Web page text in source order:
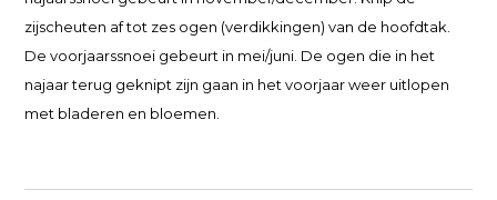
zijscheuten af tot zes ogen (verdikkingen) van de hoofdtak.
De voorjaarssnoei gebeurt in mei/juni. De ogen die in het
najaar terug geknipt zijn gaan in het voorjaar weer uitlopen
met bladeren en bloemen.